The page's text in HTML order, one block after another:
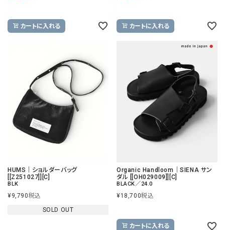
カートに入れる カートに入れる
HUMS｜ショルダーバッグ
[[Z251027]][C]
BLK
¥9,790税込
SOLD OUT
Organic Handloom｜SIENA サン
ダル [[OH029009]][C]
BLACK／24.0
¥18,700税込
カートに入れる